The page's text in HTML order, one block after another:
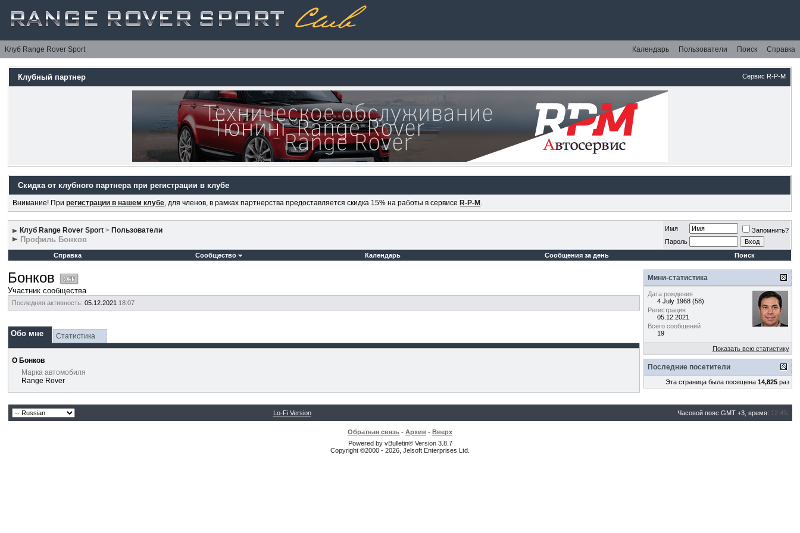
Клуб Range Rover Sport Календарь Пользователи Поиск Справка
Сервис R-P-M
Клубный партнер
Скидка от клубного партнера при регистрации в клубе
Внимание! Прирегистрации в нашем клубе, для членов, в рамках партнерства предоставляется скидка 15% на работы в сервисе R-P-M .
Клуб Range Rover Sport > Пользователи
Профиль Бонков
Имя
Запомнить?
Пароль
Справка
Сообщество Календарь Сообщения за день Поиск
Бонков
Участник сообщества
Последняя активность: 05.12.2021 18:07
Обо мне Статистика
О Бонков
Марка автомобиля
Range Rover
Мини-статистика
Дата рождения
4 July 1968 (58)
Регистрация
05.12.2021
Всего сообщений
19
Показать всю статистику
Последние посетители
Эта страница была посещена 14,825раз
Lo-Fi Version Часовой пояс GMT +3, время: 12:49
Обратная связь - Архив - Вверх
Powered by vBulletin® Version 3.8.7
Copyright ©2000 - 2026, Jelsoft Enterprises Ltd.